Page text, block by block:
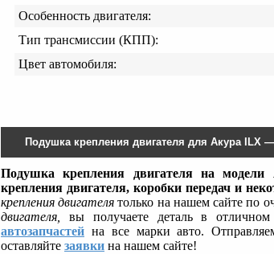
Особенность двигателя:
Тип трансмиссии (КПП):
Цвет автомобиля:
Подушка крепления двигателя для Акура ILX
Подушка крепления двигателя на
крепления двигателя, коробки передач и
крепления двигателя только на нашем сайте по
двигателя,
вы получаете деталь в
автозапчастей на все марки авто.
оставляйте заявки на нашем сайте!